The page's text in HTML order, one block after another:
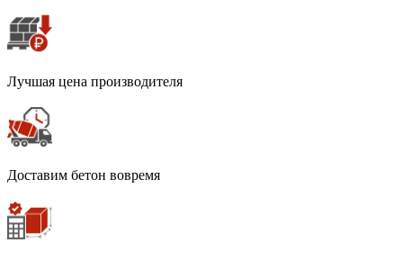
Лучшая цена производителя
Доставим бетон вовремя